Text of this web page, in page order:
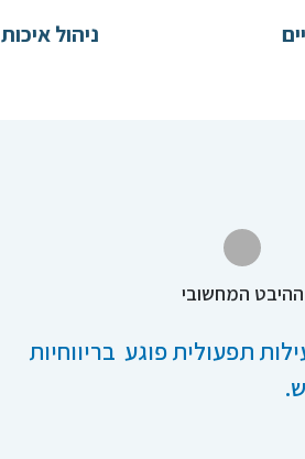
ניהול איכות
ההיבט המחשובי
תפעולית פוגע בריווחיות